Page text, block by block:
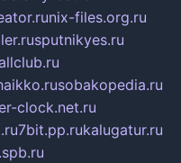
nix-files.org.ru
sputnikyes.ru
sobakopedia.ru
clock.net.ru
7bit.pp.rukalugatur.ru